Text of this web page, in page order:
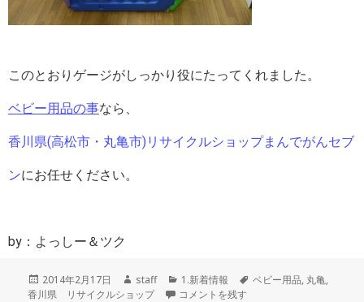
このとおりゲージがしっかり役にたってくれました。
ベビー用品の事なら、
香川県(高松市・丸亀市)リサイクルショップまんでがんセブ
ンにお任せください。
by：よっしー＆ツク
投
稿
2014年2月17日
作
成
staff
カ
テ
1.新着情報
タ
ベビー用品, 丸亀,
香川県 リサイクルショップ
ベビーサークル買取 に
コメントを残す